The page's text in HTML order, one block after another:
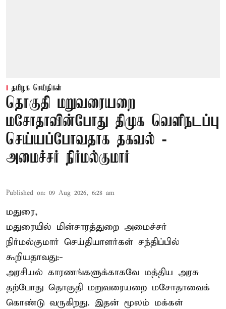
தமிழக செய்திகள்
தொகுதி மறுவரையறை
மசோதாவின்போது திமுக வெளிநடப்பு
செய்யப்போவதாக தகவல் -
அமைச்சர் நிர்மல்குமார்
Published on: 09 Aug 2026, 6:28 am
மதுரை,
மதுரையில் மின்சாரத்துறை அமைச்சர்
நிர்மல்குமார் செய்தியாளர்கள் சந்திப்பில்
கூறியதாவது:-
அரசியல் காரணங்களுக்காகவே மத்திய அரசு
தற்போது தொகுதி மறுவரையறை மசோதாவைக்
கொண்டு வருகிறது. இதன் மூலம் மக்கள்